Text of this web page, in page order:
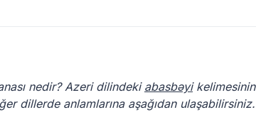
nedir? Azeri dilindekiabasbəyikelimesinin
dillerde anlamlarına aşağıdan ulaşabilirsiniz.